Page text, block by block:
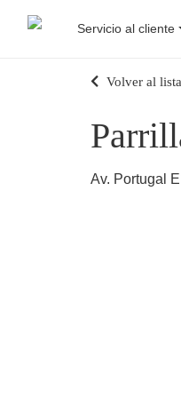
Servicio al cliente
Volver al
Av. Portugal